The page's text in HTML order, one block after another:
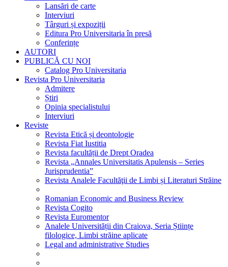
Lansări de carte
Interviuri
Târguri și expoziții
Editura Pro Universitaria în presă
Conferințe
AUTORI
PUBLICĂ CU NOI
Catalog Pro Universitaria
Revista Pro Universitaria
Admitere
Știri
Opinia specialistului
Interviuri
Reviste
Revista Etică și deontologie
Revista Fiat Iustitia
Revista facultății de Drept Oradea
Revista „Annales Universitatis Apulensis – Series
Jurisprudentia”
Revista Analele Facultăţii de Limbi și Literaturi Străine
Romanian Economic and Business Review
Revista Cogito
Revista Euromentor
Analele Universității din Craiova, Seria Științe
filologice, Limbi străine aplicate
Legal and administrative Studies